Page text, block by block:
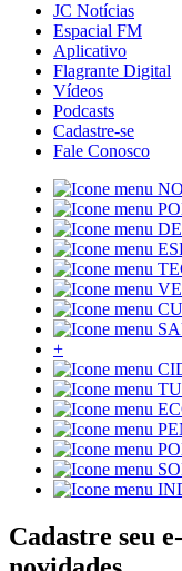
JC Notícias
Espacial FM
Aplicativo
Flagrante Digital
Vídeos
Podcasts
Cadastre-se
Fale Conosco
+
Cadastre seu